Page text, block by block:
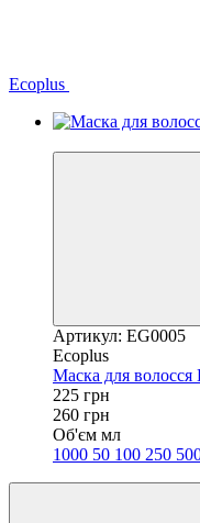
Ecoplus
Артикул: EG0005
Ecoplus
Маска для
225 грн
260 грн
Об'єм мл
1000 50 100 250